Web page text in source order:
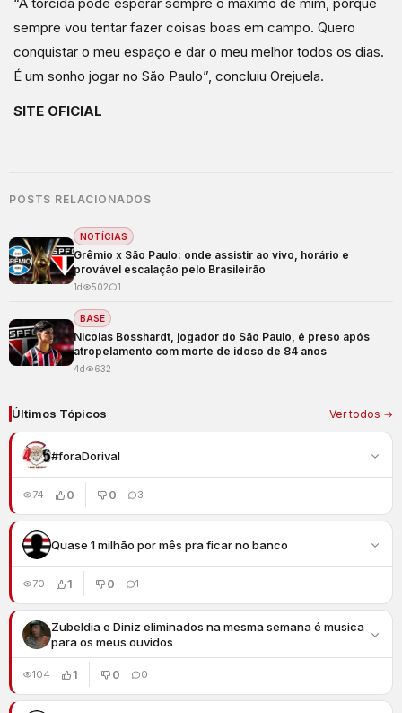
sempre vou tentar fazer coisas boas em campo. Quero
conquistar o meu espaço e dar o meu melhor todos os dias.
É um sonho jogar no São Paulo”, concluiu Orejuela.
SITE OFICIAL
POSTS RELACIONADOS
NOTÍCIAS
Grêmio x São Paulo: onde assistir ao vivo, horário e
provável escalação pelo Brasileirão
1d 502 1
BASE
Nicolas Bosshardt, jogador do São Paulo, é preso após
atropelamento com morte de idoso de 84 anos
4d 632
Últimos Tópicos Ver todos →
#foraDorival
74 0 0 3
Quase 1 milhão por mês pra ficar no banco
70 1 0 1
Zubeldia e Diniz eliminados na mesma semana é musica
para os meus ouvidos
104 1 0 0